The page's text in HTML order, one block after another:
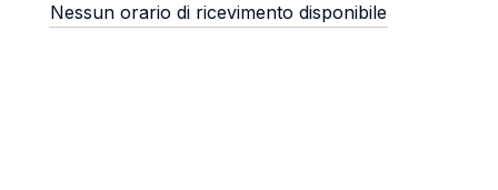
Nessun orario di ricevimento disponibile